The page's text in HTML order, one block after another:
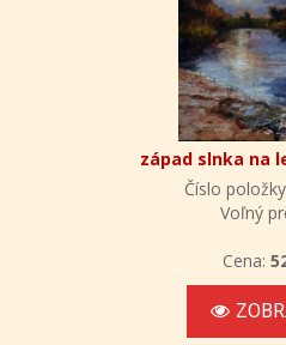
západ slnka na
Číslo
Voľný
Cena: